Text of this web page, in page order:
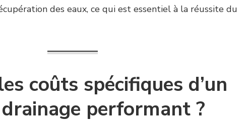
des eaux, ce qui est essentiel à la réussite du
coûts spécifiques d’un
performant ?